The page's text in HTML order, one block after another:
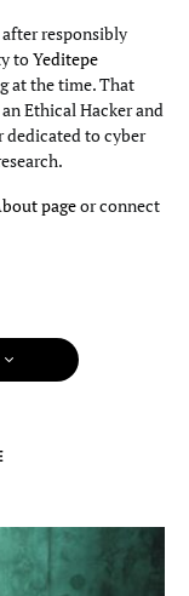
responsibly
toYeditepe
at the time. That
Ethical Hacker and
dedicated to cyber
pageor connect